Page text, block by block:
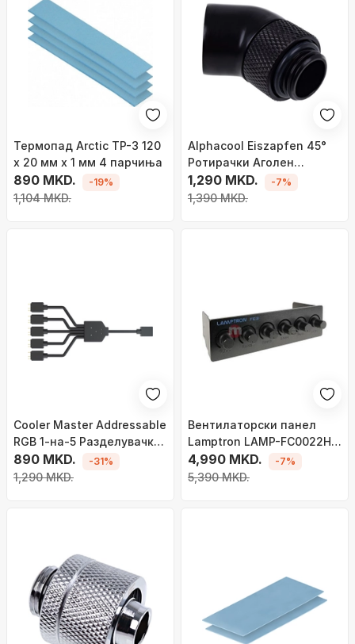
Термопад Arctic TP-3 120
x 20 мм x 1 мм 4 парчиња
890 MKD.
1,104 MKD.
-19%
Alphacool Eiszapfen 45°
Ротирачки Аголен
Адаптер G1/4 AG до G1/4
IG
1,290 MKD.
1,390 MKD.
-7%
Cooler Master Addressable
RGB 1-на-5 Разделувачки
Кабел
890 MKD.
1,290 MKD.
-31%
Вентилаторски панел
Lamptron LAMP-FC0022H,
5.25, црн
4,990 MKD.
5,390 MKD.
-7%